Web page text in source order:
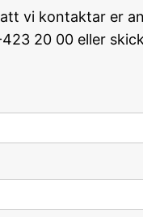
vi kontaktar er
20 00 eller